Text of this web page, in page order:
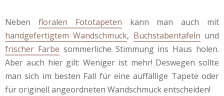
Neben floralen Fototapeten kann man auch mit
handgefertigtem Wandschmuck, Buchstabentafeln und
frischer Farbe sommerliche Stimmung ins Haus holen.
Aber auch hier gilt: Weniger ist mehr! Deswegen sollte
man sich im besten Fall für eine auffällige Tapete oder
für originell angeordneten Wandschmuck entscheiden!